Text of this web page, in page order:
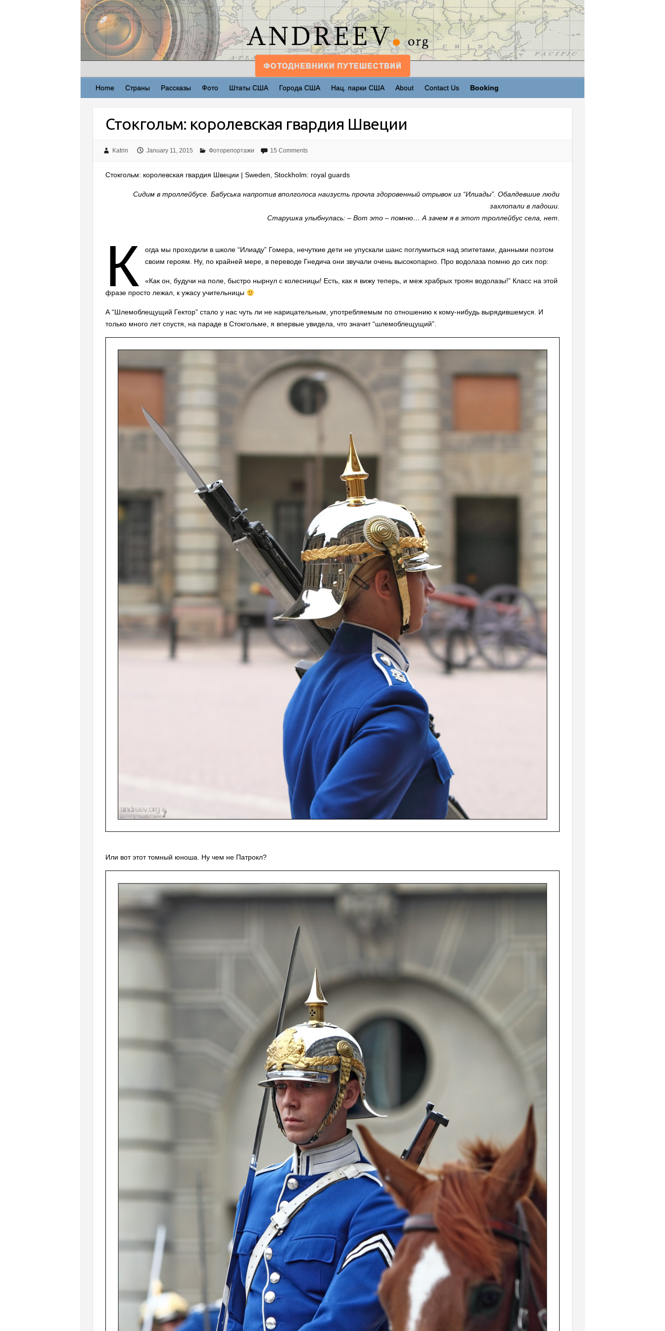
Home Страны Рассказы Фото Штаты США Города США Нац. парки США About Contact Us Booking
Стокгольм: королевская гвардия Швеции
Katrin January 11, 2015 Фоторепортажи 15 Comments
Стокгольм: королевская гвардия Швеции | Sweden, Stockholm: royal guards
Сидим в троллейбусе. Бабуська напротив вполголоса наизусть прочла здоровенный отрывок из “Илиады”. Обалдевшие люди
захлопали в ладоши.
Старушка улыбнулась: – Вот это – помню… А зачем я в этот троллейбус села, нет.
К
огда мы проходили в школе “Илиаду” Гомера, нечуткие дети не упускали шанс поглумиться над эпитетами, данными поэтом
своим героям. Ну, по крайней мере, в переводе Гнедича они звучали очень высокопарно. Про водолаза помню до сих пор:
«Как он, будучи на поле, быстро нырнул с колесницы! Есть, как я вижу теперь, и меж храбрых троян водолазы!” Класс на этой
фразе просто лежал, к ужасу учительницы
А “Шлемоблещущий Гектор” стало у нас чуть ли не нарицательным, употребляемым по отношению к кому-нибудь вырядившемуся. И
только много лет спустя, на параде в Стокгольме, я впервые увидела, что значит “шлемоблещущий”.
Или вот этот томный юноша. Ну чем не Патрокл?